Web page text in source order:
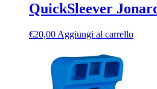
QuickSleever
€20,00 Aggiungi al carrello